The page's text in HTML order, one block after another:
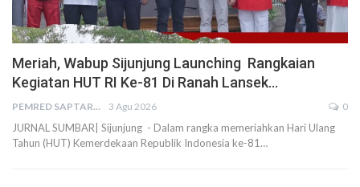
Meriah, Wabup Sijunjung Launching Rangkaian
Kegiatan HUT RI Ke-81 Di Ranah Lansek…
PEMRED SAPTARIUS 3 Agu 2026 0
JURNAL SUMBAR| Sijunjung - Dalam rangka memeriahkan Hari Ulang
Tahun (HUT) Kemerdekaan Republik Indonesia ke-81…